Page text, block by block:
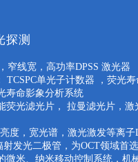
探测
窄线宽，高功率DPSS 激光器
TCSPC单光子计数器 ，荧光
寿命影象分析系统
荧光滤光片， 拉曼滤光片，
度，宽光谱，激光激发等离
射发光二极管，为OCT领域首
微米、纳米移动控制系统，机